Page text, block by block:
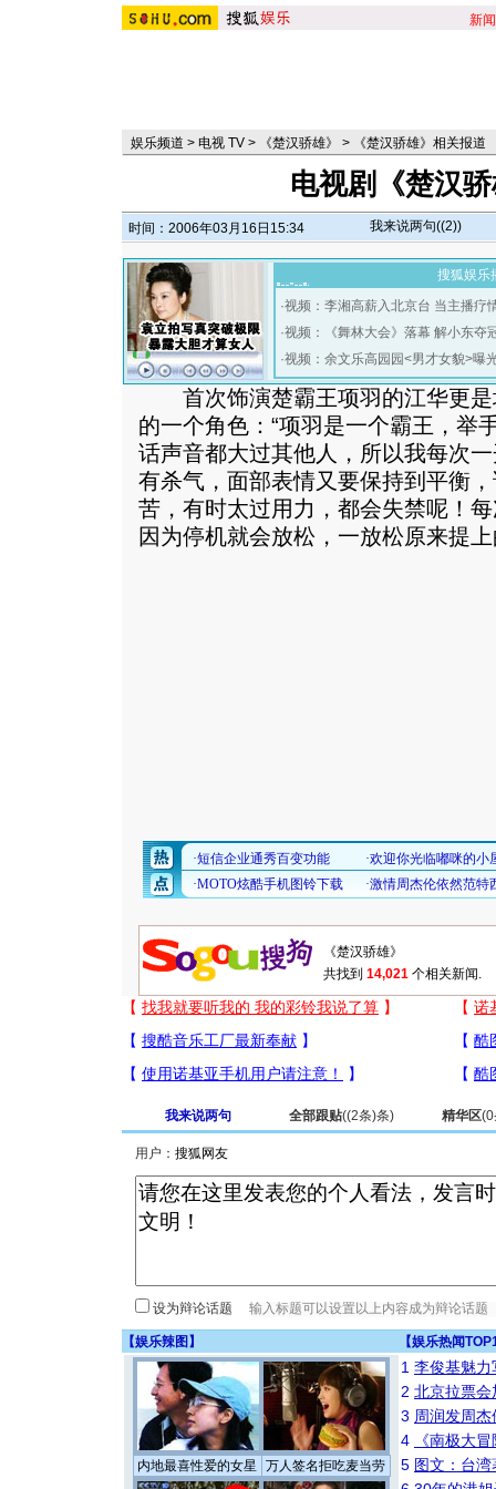
新闻
娱乐频道 > 电视 TV > 《楚汉骄雄》 > 《楚汉骄雄》相关报道
电视剧《楚汉
时间：2006年03月16日15:34 我来说两句((2))
搜狐娱乐
·视频：李湘高薪入北京台 当主播疗
·视频：《舞林大会》落幕 解小东夺
·视频：余文乐高园园<男才女貌>曝
首次饰演楚霸王项羽的江华更是
的一个角色：“项羽是一个霸王，举
话声音都大过其他人，所以我每次
有杀气，面部表情又要保持到平衡
苦，有时太过用力，都会失禁呢！
因为停机就会放松，一放松原来提
共找到 14,021 个相关新闻.
我来说两句 全部跟贴((2条)条) 精华区(0
用户：
设为辩论话题
【娱乐辣图 】 【娱乐热闻
内地最喜性爱的女星 万人签名拒吃麦当劳
1 李俊基魅力
2 北京拉票
3 周润发周
4
《南极大
5 图文：台